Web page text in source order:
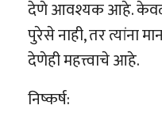
देणे आवश्यक आहे.
पुरेसे नाही, तर त्यांना
देणेही महत्त्वाचे आहे.
निष्कर्ष: